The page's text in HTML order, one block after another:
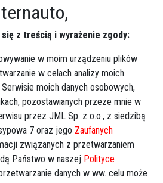
Następna
z treścią i wyrażenie zgody:
w moim urządzeniu plików
w celach analizy moich
moich danych osobowych,
pozostawianych przeze mnie w
przez JML Sp. z o.o., z siedzibą
7 oraz jego Zaufanych
związanych z przetwarzaniem
Państwo w naszej Polityce
danych w ww. celu może